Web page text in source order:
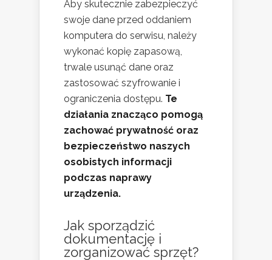
Aby skutecznie zabezpieczyć
swoje dane przed oddaniem
komputera do serwisu, należy
wykonać kopię zapasową,
trwale usunąć dane oraz
zastosować szyfrowanie i
ograniczenia dostępu. Te
działania znacząco pomogą
zachować prywatność oraz
bezpieczeństwo naszych
osobistych informacji
podczas naprawy
urządzenia.
Jak sporządzić
dokumentację i
zorganizować sprzęt?